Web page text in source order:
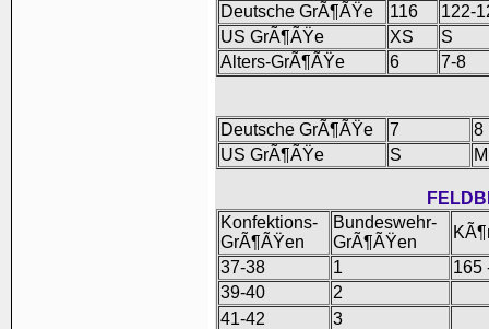
Deutsche GrÃ¶ÃŸe 116
122-
US GrÃ¶ÃŸe
XS
S
Alters-GrÃ¶ÃŸe
6 7-8
Deutsche GrÃ¶ÃŸe 7
8
US GrÃ¶ÃŸe
S M
Konfektions-
GrÃ¶ÃŸen
Bundeswehr-
GrÃ¶ÃŸen
37-38
1
165
39-40
2
41-42
3